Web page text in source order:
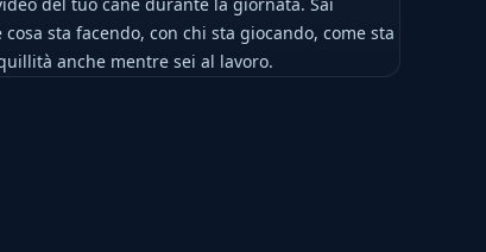
cosa sta facendo, con chi sta giocando, come sta
anche mentre sei al lavoro.